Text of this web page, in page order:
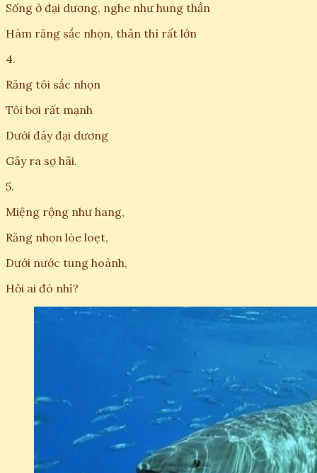
Sống ở đại dương, nghe như hung thần
Hàm răng sắc nhọn, thân thì rất lớn
4.
Răng tôi sắc nhọn
Tôi bơi rất mạnh
Dưới đáy đại dương
Gây ra sợ hãi.
5.
Miệng rộng như hang,
Răng nhọn lòe loẹt,
Dưới nước tung hoành,
Hỏi ai đó nhỉ?